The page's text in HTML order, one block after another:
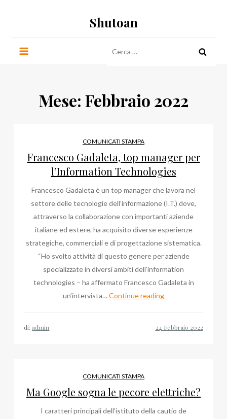
Shutoan
per:
Mese: Febbraio 2022
COMUNICATI STAMPA
Francesco Gadaleta, top manager per
l’Information Technologies
Francesco Gadaleta è un top manager che lavora nel
settore delle tecnologie dell’informazione (I.T.) dove,
attraverso la collaborazione con importanti aziende
italiane ed estere, ha acquisito diverse esperienze
strategiche, commerciali e di progettazione sistematica.
“Ho svolto attività di questo genere per aziende
specializzate in diversi ambiti dell’information
technologies – ha affermato Francesco Gadaleta in
un’intervista…Continue readingFrancesco
di: admin
COMUNICATI STAMPA
Ma Google sogna le pecore elettriche?
I caratteri principali dell’istituto della cautio de